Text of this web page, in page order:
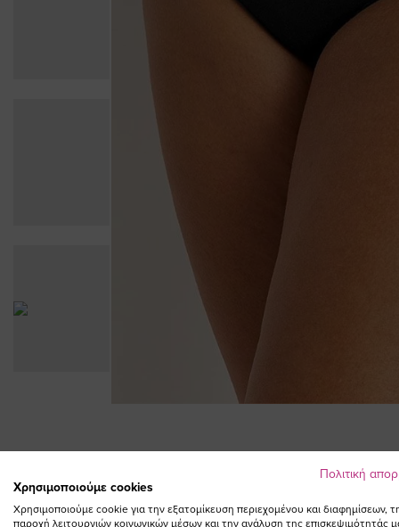
the
of
the
Πολιτική
Χρησιμοποιούμε cookies
Χρησιμοποιούμε cookie για την εξατομίκευση περιεχομένου και διαφημίσεων,
παροχή λειτουργιών κοινωνικών μέσων και την ανάλυση της επισκεψιμότητάς